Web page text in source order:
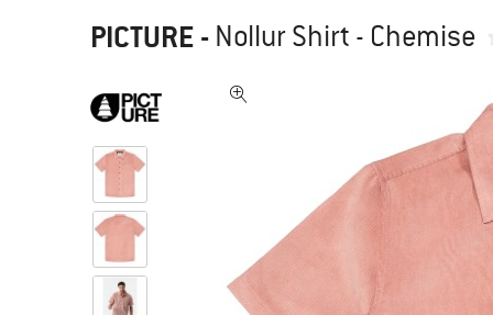
PICTURE - Nollur Shirt - Chemise